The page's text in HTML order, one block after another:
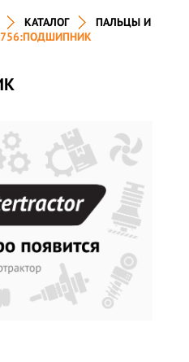
КАТАЛОГ
ПАЛЬЦЫ И